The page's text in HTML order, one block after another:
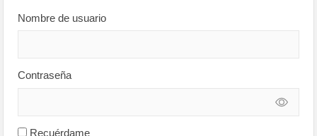
Nombre de usuario
Contraseña
Recuérdame